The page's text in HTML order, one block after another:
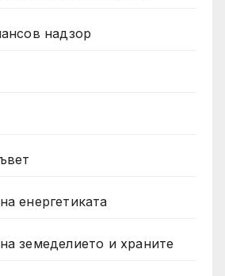
надзор
енергетиката
земеделието и храните